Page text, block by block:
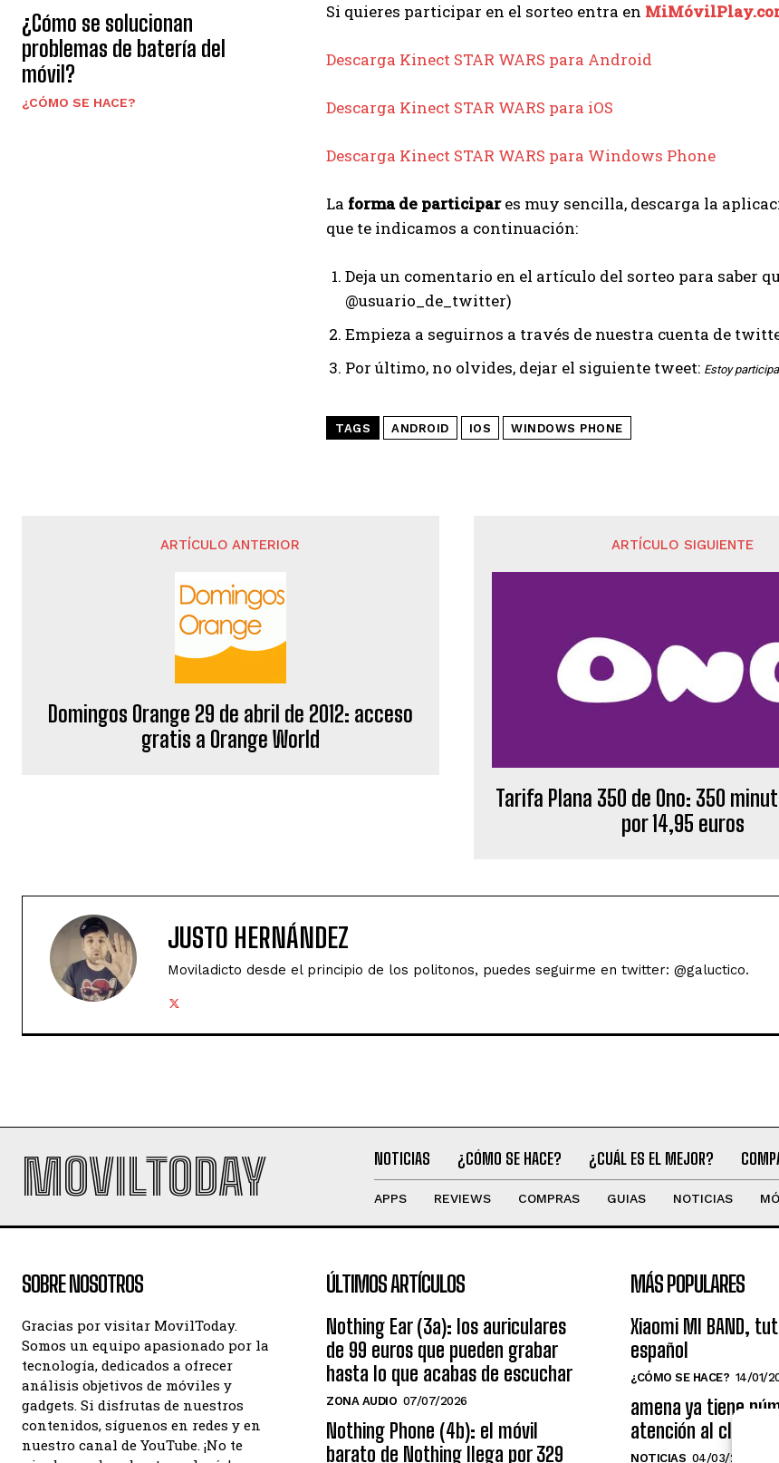
¿Cómo se solucionan
problemas de batería del
móvil?
¿CÓMO SE HACE?
Si quieres participar en el sorteo entra en
Descarga Kinect STAR WARS para Android
Descarga Kinect STAR WARS para iOS
Descarga Kinect STAR WARS para Windows Phone
La forma de participares muy sencilla, descarga la
que te indicamos a continuación:
Deja un comentario en el artículo del sorteo para saber
@usuario_de_twitter)
Empieza a seguirnos a través de nuestra cuenta de
Por último, no olvides, dejar el siguiente tweet: Estoy
TAGS ANDROID IOS WINDOWS PHONE
ARTÍCULO ANTERIOR
Domingos Orange 29 de abril de 2012: acceso
gratis a Orange World
ARTÍCULO SIGUIENTE
Tarifa Plana 350 de Ono: 350
por 14,95 euros
JUSTO HERNÁNDEZ
Moviladicto desde el principio de los politonos, puedes seguirme en twitter: @galuctico.
MOVILTODAY NOTICIAS ¿CÓMO SE HACE? ¿CUÁL ES EL MEJOR?
APPS REVIEWS COMPRAS GUIAS NOTICIAS
SOBRE NOSOTROS
Gracias por visitar MovilToday.
Somos un equipo apasionado por la
tecnología, dedicados a ofrecer
análisis objetivos de móviles y
gadgets. Si disfrutas de nuestros
contenidos, síguenos en redes y en
nuestro canal de YouTube. ¡No te
ÚLTIMOS ARTÍCULOS
Nothing Ear (3a): los auriculares
de 99 euros que pueden grabar
hasta lo que acabas de escuchar
ZONA AUDIO 07/07/2026
Nothing Phone (4b): el móvil
barato de Nothing llega por 329
MÁS POPULARES
Xiaomi MI BAND,
español
¿CÓMO SE HACE? 14/01/
amena ya tiene
atención al cliente
NOTICIAS 04/03/2014